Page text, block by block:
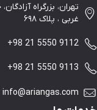
تهران، بزرگراه
غربی ، پلاک ۶۹۸
+98 21 5550 9112
+98 21 5550 9113
info@ariangas.com